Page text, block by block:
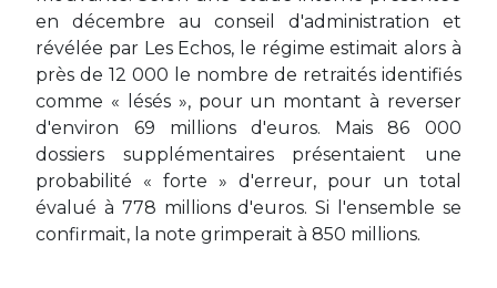
en décembre au conseil d'administration et
révélée par Les Echos, le régime estimait alors à
près de 12 000 le nombre de retraités identifiés
comme « lésés », pour un montant à reverser
d'environ 69 millions d'euros. Mais 86 000
dossiers supplémentaires présentaient une
probabilité « forte » d'erreur, pour un total
évalué à 778 millions d'euros. Si l'ensemble se
confirmait, la note grimperait à 850 millions.